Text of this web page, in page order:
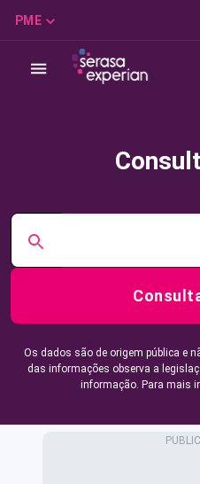
PME
Os dados são de origem pública e
das informações observa a
informação. Para mais